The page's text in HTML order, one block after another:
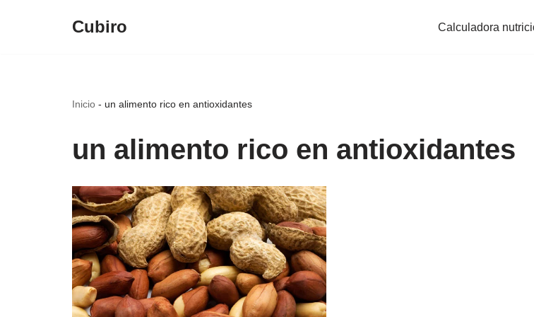
Cubiro Calculadora
Inicio - un alimento rico en antioxidantes
un alimento rico en antioxidantes